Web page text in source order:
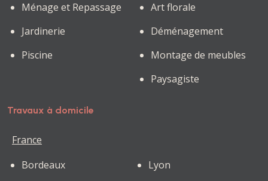
Ménage et Repassage
Jardinerie
Piscine
Art florale
Déménagement
Montage de meubles
Paysagiste
Travaux à domicile
France
Bordeaux
Lyon